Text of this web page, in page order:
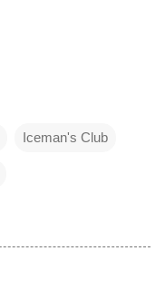
Iceman's Club